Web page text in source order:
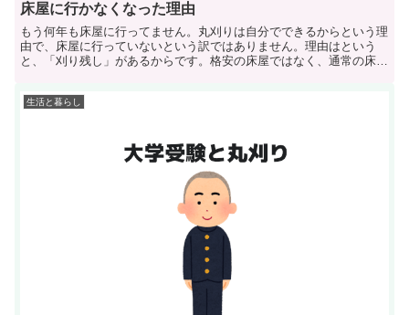
床屋に行かなくなった理由
もう何年も床屋に行ってません。丸刈りは自分でできるからという理
由で、床屋に行っていないという訳ではありません。理由はという
と、「刈り残し」があるからです。格安の床屋ではなく、通常の床屋
生活と暮らし